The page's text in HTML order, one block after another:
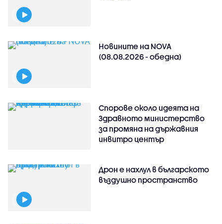
Новините на NOVA
(08.08.2026 - обедна)
Спорове около идеята на
Здравното министерство
за промяна на държавния
инвитро център
Дрон е нахлул в българското
въздушно пространство